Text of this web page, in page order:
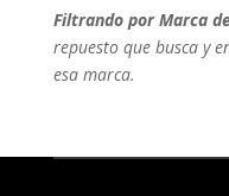
Filtrando por Marca
repuesto que busca y
esa marca.